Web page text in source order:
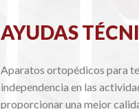
AYUDAS
Aparatos ortopédicos para
independencia en las
proporcionar una mejor